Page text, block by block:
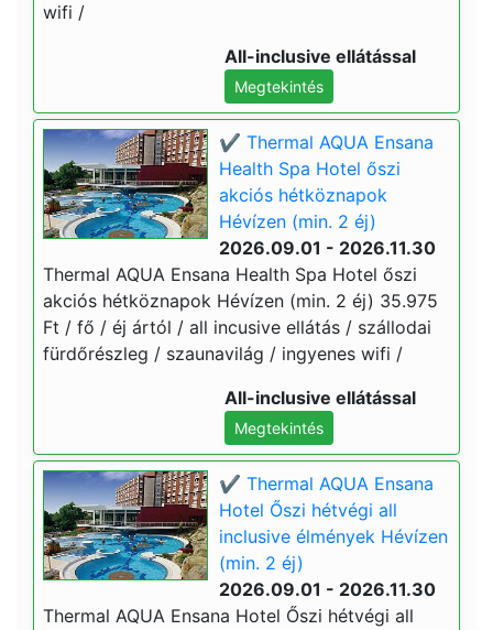
wifi /
All-inclusive ellátással
Megtekintés
✔️ Thermal AQUA Ensana
Health Spa Hotel őszi
akciós hétköznapok
Hévízen (min. 2 éj)
2026.09.01 - 2026.11.30
Thermal AQUA Ensana Health Spa Hotel őszi
akciós hétköznapok Hévízen (min. 2 éj) 35.975
Ft / fő / éj ártól / all incusive ellátás / szállodai
fürdőrészleg / szaunavilág / ingyenes wifi /
All-inclusive ellátással
Megtekintés
✔️ Thermal AQUA Ensana
Hotel Őszi hétvégi all
inclusive élmények Hévízen
(min. 2 éj)
2026.09.01 - 2026.11.30
Thermal AQUA Ensana Hotel Őszi hétvégi all